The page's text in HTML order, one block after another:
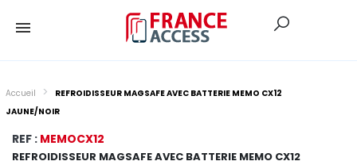
Accueil
REFROIDISSEUR MAGSAFE AVEC BATTERIE MEMO CX12
JAUNE/NOIR
REF : MEMOCX12
REFROIDISSEUR MAGSAFE AVEC BATTERIE MEMO CX12